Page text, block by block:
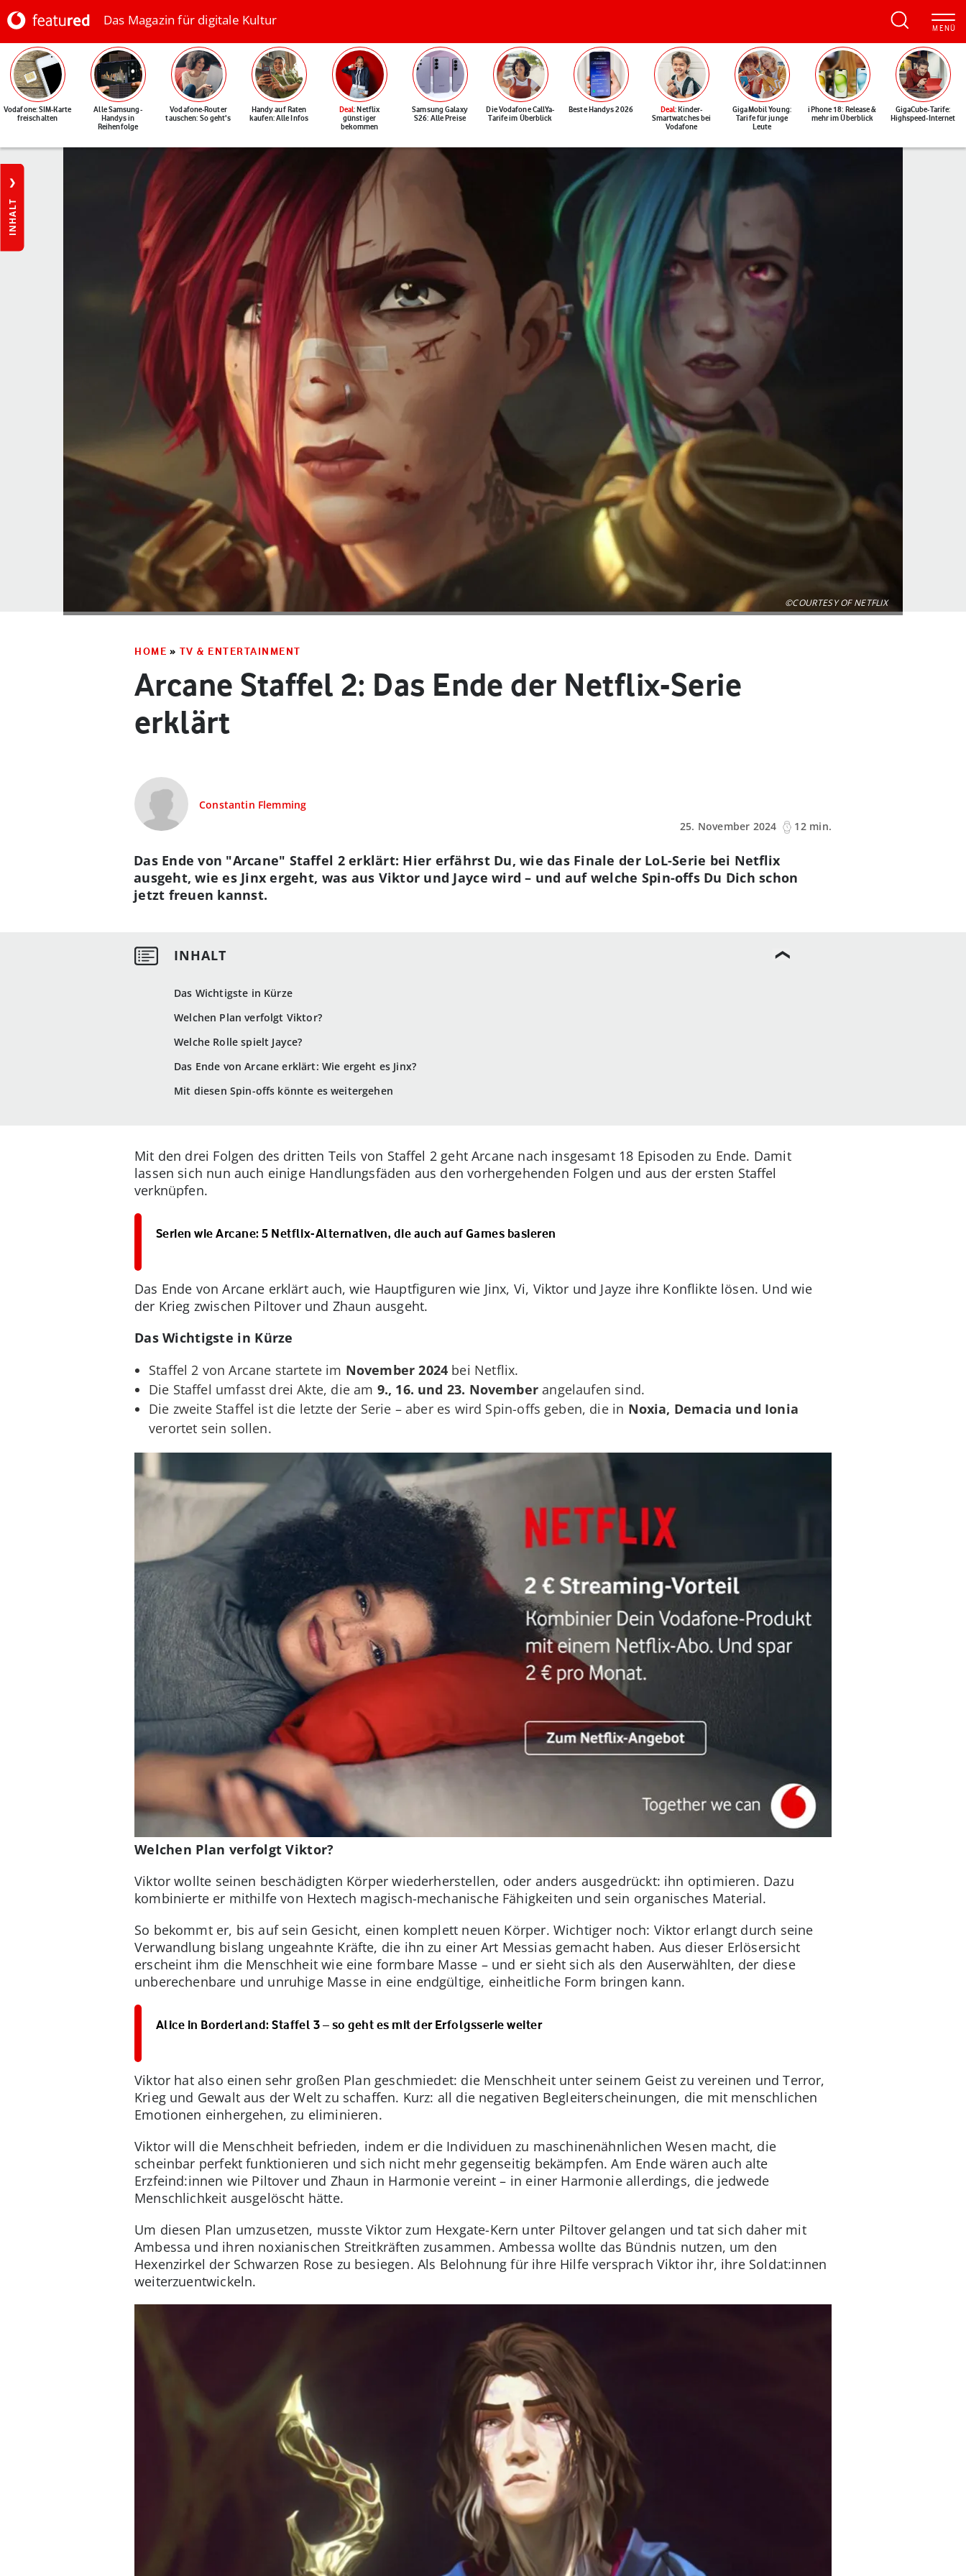
Das Magazin für digitale Kultur
Vodafone: SIM-Karte
freischalten
Alle Samsung-
Handys in
Reihenfolge
Vodafone-Router
tauschen: So geht's
Handy auf Raten
kaufen: Alle Infos
Deal: Netflix
günstiger
bekommen
Samsung Galaxy
S26: Alle Preise
Die Vodafone CallYa-
Tarife im Überblick
Beste Handys 2026 Deal: Kinder-
Smartwatches bei
Vodafone
GigaMobil Young:
Tarife für junge
Leute
iPhone 18: Release &
mehr im Überblick
GigaCube-Tarife:
Highspeed-Internet
INHALT
©COURTESY OF NETFLIX
HOME » TV & ENTERTAINMENT
Arcane Staffel 2: Das Ende der Netflix-Serie
erklärt
Constantin Flemming
25. November 2024
12 min.
Das Wichtigste in Kürze
Welchen Plan verfolgt Viktor?
Welche Rolle spielt Jayce?
Das Ende von Arcane erklärt: Wie ergeht es Jinx?
Mit diesen Spin-offs könnte es weitergehen
Das Ende von "Arcane" Staffel 2 erklärt: Hier erfährst Du, wie das Finale der LoL-Serie bei Netflix
ausgeht, wie es Jinx ergeht, was aus Viktor und Jayce wird – und auf welche Spin-offs Du Dich schon
jetzt freuen kannst.
Mit den drei Folgen des dritten Teils von Staffel 2 geht Arcane nach insgesamt 18 Episoden zu Ende. Damit
lassen sich nun auch einige Handlungsfäden aus den vorhergehenden Folgen und aus der ersten Staffel
verknüpfen.
Serien wie Arcane: 5 Netflix-Alternativen, die auch auf Games basieren
Das Ende von Arcane erklärt auch, wie Hauptfiguren wie Jinx, Vi, Viktor und Jayze ihre Konflikte lösen. Und wie
der Krieg zwischen Piltover und Zhaun ausgeht.
Das Wichtigste in Kürze
Staffel 2 von Arcane startete im November 2024 bei Netflix.
Die Staffel umfasst drei Akte, die am 9., 16. und 23. November angelaufen sind.
Die zweite Staffel ist die letzte der Serie – aber es wird Spin-offs geben, die in Noxia, Demacia und Ionia
verortet sein sollen.
Welchen Plan verfolgt Viktor?
Viktor wollte seinen beschädigten Körper wiederherstellen, oder anders ausgedrückt: ihn optimieren. Dazu
kombinierte er mithilfe von Hextech magisch-mechanische Fähigkeiten und sein organisches Material.
So bekommt er, bis auf sein Gesicht, einen komplett neuen Körper. Wichtiger noch: Viktor erlangt durch seine
Verwandlung bislang ungeahnte Kräfte, die ihn zu einer Art Messias gemacht haben. Aus dieser Erlösersicht
erscheint ihm die Menschheit wie eine formbare Masse – und er sieht sich als den Auserwählten, der diese
unberechenbare und unruhige Masse in eine endgültige, einheitliche Form bringen kann.
Alice in Borderland: Staffel 3 – so geht es mit der Erfolgsserie weiter
Viktor hat also einen sehr großen Plan geschmiedet: die Menschheit unter seinem Geist zu vereinen und Terror,
Krieg und Gewalt aus der Welt zu schaffen. Kurz: all die negativen Begleiterscheinungen, die mit menschlichen
Emotionen einhergehen, zu eliminieren.
Viktor will die Menschheit befrieden, indem er die Individuen zu maschinenähnlichen Wesen macht, die
scheinbar perfekt funktionieren und sich nicht mehr gegenseitig bekämpfen. Am Ende wären auch alte
Erzfeind:innen wie Piltover und Zhaun in Harmonie vereint – in einer Harmonie allerdings, die jedwede
Menschlichkeit ausgelöscht hätte.
Um diesen Plan umzusetzen, musste Viktor zum Hexgate-Kern unter Piltover gelangen und tat sich daher mit
Ambessa und ihren noxianischen Streitkräften zusammen. Ambessa wollte das Bündnis nutzen, um den
Hexenzirkel der Schwarzen Rose zu besiegen. Als Belohnung für ihre Hilfe versprach Viktor ihr, ihre Soldat:innen
weiterzuentwickeln.